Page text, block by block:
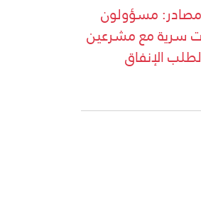
مسؤولون
سرية مع مشرعين
الإنفاق